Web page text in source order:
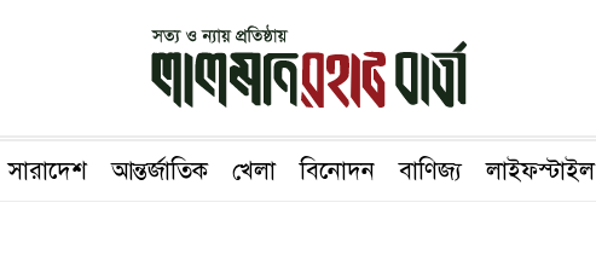
সারাদেশ আন্তর্জাতিক খেলা বিনোদন বাণিজ্য লাইফস্টাইল